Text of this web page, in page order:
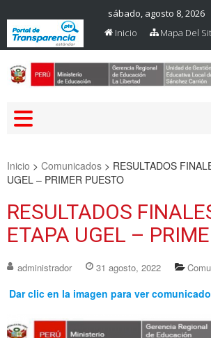
sábado, agosto 8, 2026
Inicio
Mapa Del
Inicio > Comunicados > RESULTADOS
UGEL – PRIMER PUESTO
RESULTADOS
ETAPA UGEL –
administrador 31 agosto, 2022
Dar clic en la imagen para ver